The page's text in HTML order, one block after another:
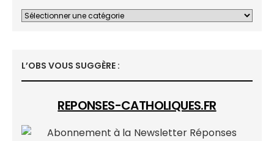
L’OBS VOUS SUGGÈRE :
REPONSES-CATHOLIQUES.FR